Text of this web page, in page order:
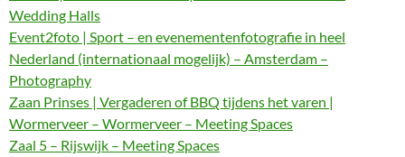
Wedding Halls
Event2foto | Sport – en evenementenfotografie in heel
Nederland (internationaal mogelijk) – Amsterdam –
Photography
Zaan Prinses | Vergaderen of BBQ tijdens het varen |
Wormerveer – Wormerveer – Meeting Spaces
Zaal 5 – Rijswijk – Meeting Spaces